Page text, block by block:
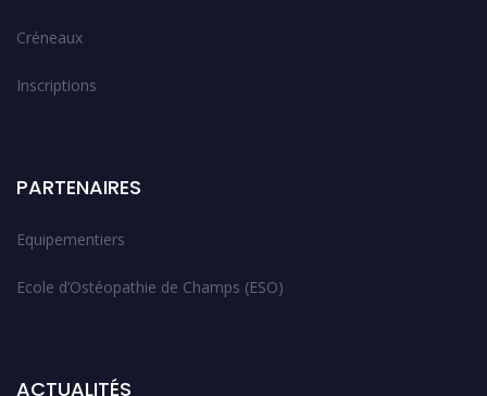
Créneaux
Inscriptions
PARTENAIRES
Equipementiers
Ecole d’Ostéopathie de Champs (ESO)
ACTUALITÉS